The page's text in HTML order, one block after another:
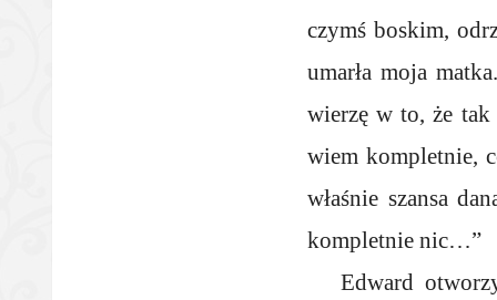
czymś boskim,
umarła moja
wierzę w to, że tak
wiem kompletnie,
właśnie szansa
kompletnie nic…”
Edward